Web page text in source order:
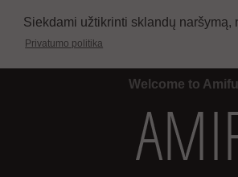
Siekdami užtikrinti sklandų
Privatumo politika
Welcome to